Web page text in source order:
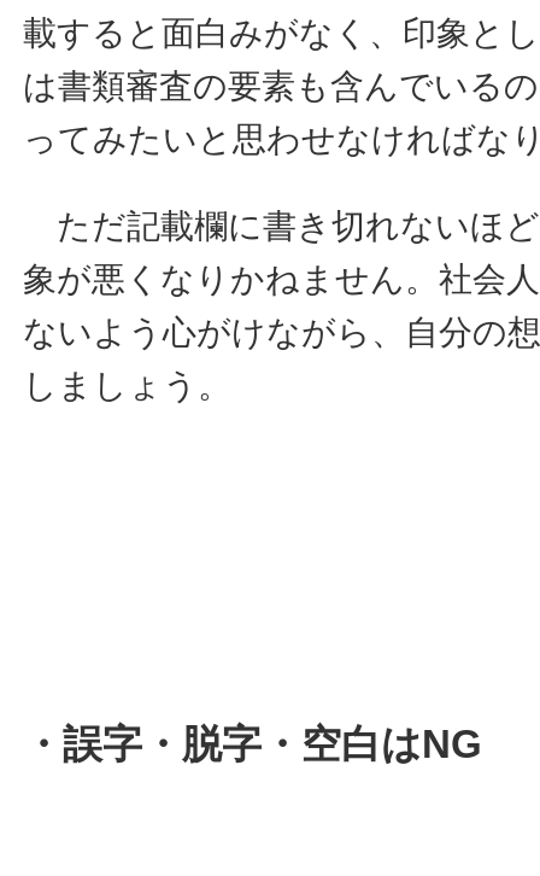
載すると面白みがなく、印象と
は書類審査の要素も含んでいる
ってみたいと思わせなければな
ただ記載欄に書き切れないほ
象が悪くなりかねません。社会
ないよう心がけながら、自分の
しましょう。
・誤字・脱字・空白はNG